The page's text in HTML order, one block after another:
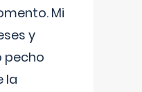
Mi
y
pecho
la